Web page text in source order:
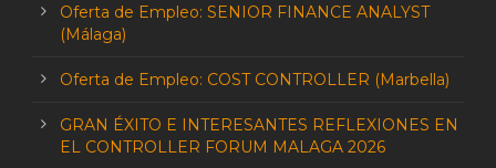
Oferta de Empleo: SENIOR FINANCE ANALYST
(Málaga)
Oferta de Empleo: COST CONTROLLER (Marbella)
GRAN ÉXITO E INTERESANTES REFLEXIONES EN
EL CONTROLLER FORUM MALAGA 2026